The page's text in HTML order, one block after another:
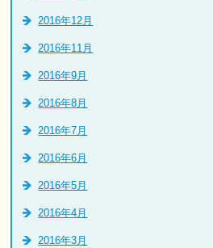
2016年12月
2016年11月
2016年9月
2016年8月
2016年7月
2016年6月
2016年5月
2016年4月
2016年3月